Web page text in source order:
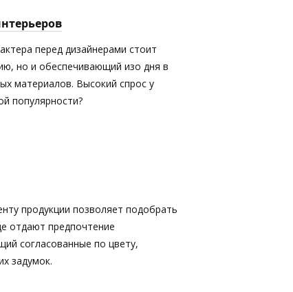
перед дизайнерами стоит
но и обеспечивающий изо дня в
материалов. Высокий спрос у
популярности?
продукции позволяет подобрать
отдают предпочтение
согласованные по цвету,
задумок.